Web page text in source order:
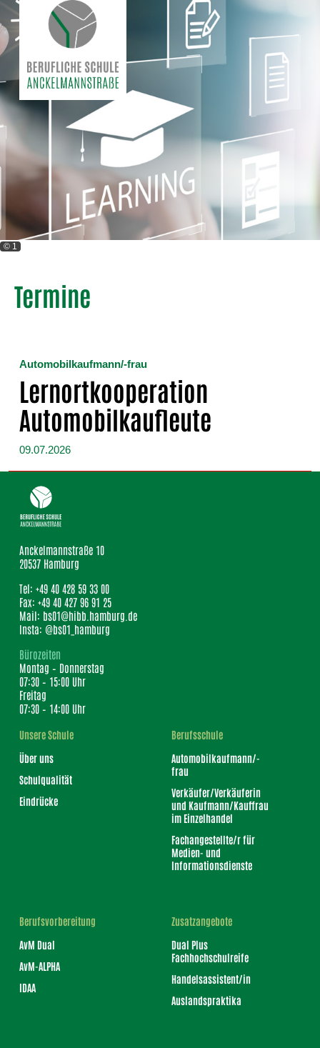
© 1
Termine
Automobilkaufmann/-frau
Lernortkooperation
Automobilkaufleute
09.07.2026
Anckelmannstraße 10
20537 Hamburg
Tel: +49 40 428 59 33 00
Fax: +49 40 427 96 91 25
Mail: bs01@hibb.hamburg.de
Insta: @bs01_hamburg
Bürozeiten
Montag – Donnerstag
07:30 – 15:00 Uhr
Freitag
07:30 – 14:00 Uhr
Unsere Schule
Über uns
Schulqualität
Eindrücke
Berufsschule
Automobilkaufmann/-
frau
Verkäufer/Verkäuferin
und Kaufmann/Kauffrau
im Einzelhandel
Fachangestellte/r für
Medien- und
Informationsdienste
Berufsvorbereitung
AvM Dual
AvM-ALPHA
IDAA
Zusatzangebote
Dual Plus
Fachhochschulreife
Handelsassistent/in
Auslandspraktika